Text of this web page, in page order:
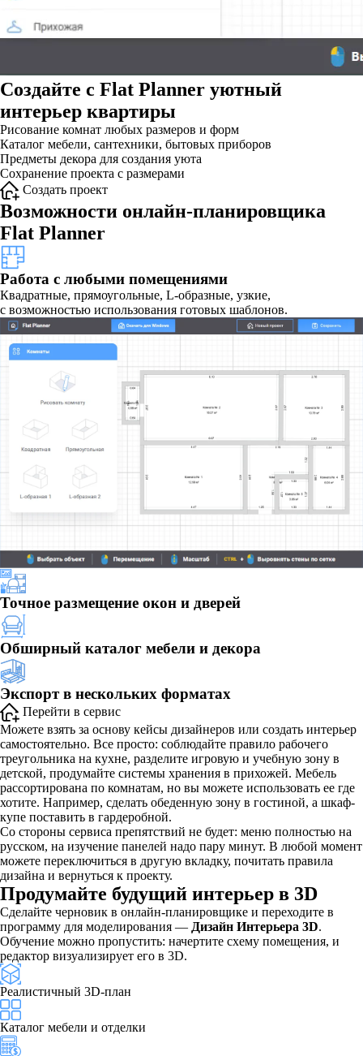
Создайте c Flat Planner уютный
интерьер квартиры
Рисование комнат любых размеров и форм
Каталог мебели, сантехники, бытовых приборов
Предметы декора для создания уюта
Сохранение проекта с размерами
Создать проект
Возможности онлайн-планировщика
Flat Planner
Работа с любыми помещениями
Квадратные, прямоугольные, L-образные, узкие,
с возможностью использования готовых шаблонов.
Точное размещение окон и дверей
Обширный каталог мебели и декора
Экспорт в нескольких форматах
Перейти в сервис
Можете взять за основу кейсы дизайнеров или создать интерьер
самостоятельно. Все просто: соблюдайте правило рабочего
треугольника на кухне, разделите игровую и учебную зону в
детской, продумайте системы хранения в прихожей. Мебель
рассортирована по комнатам, но вы можете использовать ее где
хотите. Например, сделать обеденную зону в гостиной, а шкаф-
купе поставить в гардеробной.
Со стороны сервиса препятствий не будет: меню полностью на
русском, на изучение панелей надо пару минут. В любой момент
можете переключиться в другую вкладку, почитать правила
дизайна и вернуться к проекту.
Продумайте будущий интерьер в 3D
Сделайте черновик в онлайн-планировщике и переходите в
программу для моделирования — Дизайн Интерьера 3D.
Обучение можно пропустить: начертите схему помещения, и
редактор визуализирует его в 3D.
Реалистичный 3D-план
Каталог мебели и отделки